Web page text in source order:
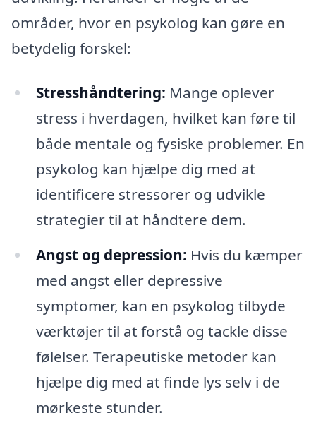
områder, hvor en psykolog kan gøre en
betydelig forskel:
Stresshåndtering: Mange oplever
stress i hverdagen, hvilket kan føre til
både mentale og fysiske problemer. En
psykolog kan hjælpe dig med at
identificere stressorer og udvikle
strategier til at håndtere dem.
Angst og depression: Hvis du kæmper
med angst eller depressive
symptomer, kan en psykolog tilbyde
værktøjer til at forstå og tackle disse
følelser. Terapeutiske metoder kan
hjælpe dig med at finde lys selv i de
mørkeste stunder.